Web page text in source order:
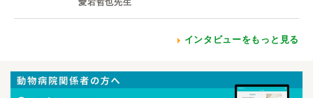
愛宕哲也先生
インタビューをもっと見る